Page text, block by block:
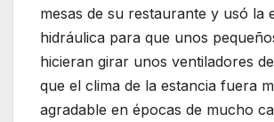
mesas de su restaurante y usó la
hidráulica para que unos
hicieran girar unos ventiladores
que el clima de la estancia fuera
agradable en épocas de mucho